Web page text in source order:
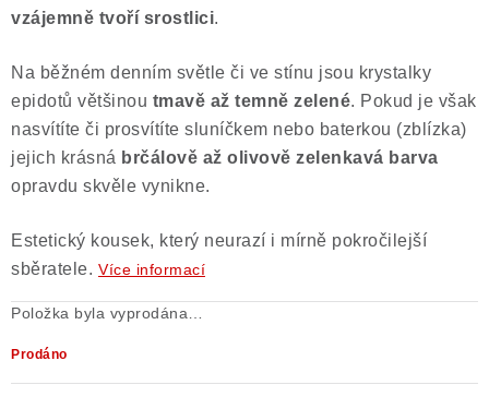
vzájemně tvoří srostlici.
Na běžném denním světle či ve stínu jsou krystalky
epidotů většinou tmavě až temně zelené. Pokud je však
nasvítíte či prosvítíte sluníčkem nebo baterkou (zblízka)
jejich krásná brčálově až olivově zelenkavá barva
opravdu skvěle vynikne.
Estetický kousek, který neurazí i mírně pokročilejší
sběratele. Více informací
Položka byla vyprodána…
Prodáno